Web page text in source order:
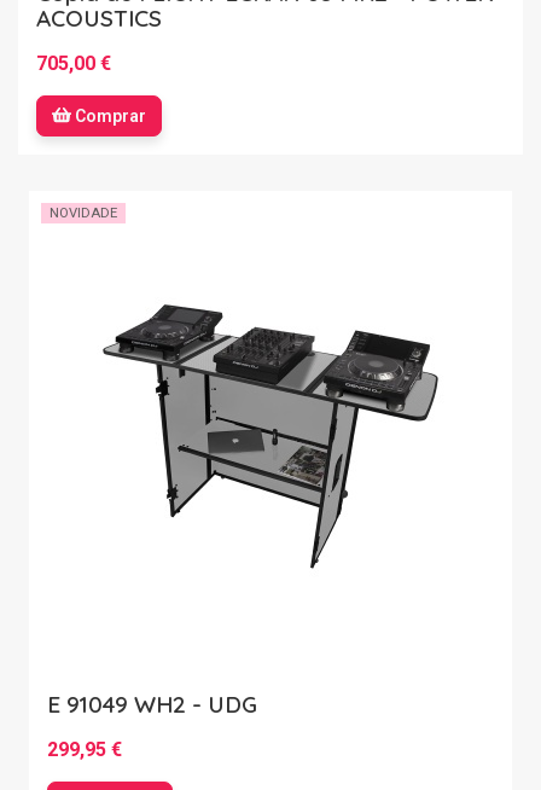
ACOUSTICS
705,00 €
Comprar
NOVIDADE
E 91049 WH2 - UDG
299,95 €